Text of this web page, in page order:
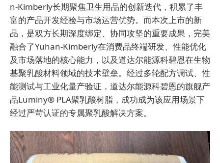
n-Kimberly长期聚焦卫生用品的创新迭代，积累了丰
富的产品开发经验与市场运营优势。而本次上市的新
品，是双方长期深度绑定、协同攻坚的重要成果，完美
融合了Yuhan-Kimberly在消费品终端研发、性能优化
及市场落地的核心能力，以及道达尔能源科碧恩在生物
基聚乳酸材料领域的技术壁垒。经过多轮配方调试、性
能测试与工业化量产验证，道达尔能源科碧恩的旗舰产
品Luminy® PLA聚乳酸树脂，成功成为该应用场景下
经过严苛认证的专属聚乳酸解决方案。